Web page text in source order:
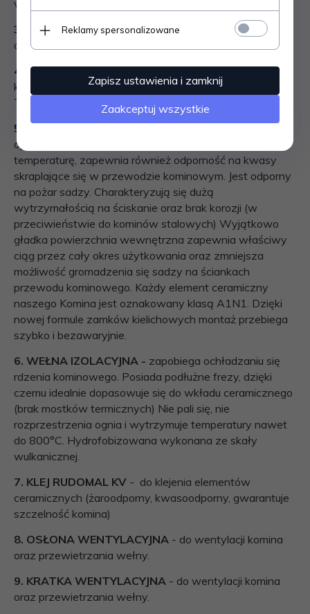
wodnej zawartej w spalinach.
3. WYCZYSTKA -element służący do inspekcji i
czyszczenia przewodu kominowego.
4. TRÓJNIK -element umożliwiający podłączenie pieca,
kominka do komina. W zestawie trójnik pod kątem 90°.
Trójnik pod kątem 45° zamiennie za dopłatą.
5. PRZEWODY CERAMICZNE- wkład ceramiczny
oprócz swojej doskonałej odporności na wysoką
temperaturę, zapewnia również odporność na kwasy
skraplające się w przewodzie kominowym. Jest odporny
na pożar sadzy. Charakteryzują się dużą
wytrzymałością na ściskanie oraz brak korozji (w
przeciwieństwie do kominów stalowych) Wyjątkowo
gładka powierzchnia wewnętrzna zapewnia właściwy
ciąg przez cały okres użytkowania oraz zmniejsza
możliwość gromadzenia się sadzy na ściankach
przewodu kominowego. Każdy element ceramiczny
naszego Komina jest oznakowany klasą A1N1. Dzięki
nowej formule zamków kielichowych montaż przebiega
szybko i bezawaryjnie.
6. WEŁNA IZOLACYJNA - zapobiega ochładzaniu się
rdzenia kominowego. Posiada podłużne frezy, dzięki
czemu idealnie dopasowuje się do wkładu ceramicznego
(brak mostków termicznych) Nie pali się, nie
rozprzestrzenia ognia i wytrzymuje temperatury nawet
do 800°C. Hydrofobizowana wykonana ze skały
wulkanicznej.
7. KLEJ RUDOMAL KV - do klejenia elementów
ceramicznych (żaroodporny, kwasoodporny, gwarantuje
szczelność komina)
8. OSŁONA WENTYLACYJNA - do wentylacji komina
oraz przewietrzania wełny.
9. KRATKA WENTYLACYJNA - do wentylacji komina
oraz przewietrzania wełny.
Reklamy spersonalizowane
Zapisz ustawienia i zamknij
Zaakceptuj wszystkie